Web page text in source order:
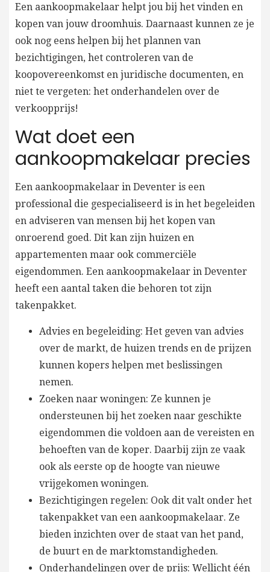
Een aankoopmakelaar helpt jou bij het vinden en
kopen van jouw droomhuis. Daarnaast kunnen ze je
ook nog eens helpen bij het plannen van
bezichtigingen, het controleren van de
koopovereenkomst en juridische documenten, en
niet te vergeten: het onderhandelen over de
verkoopprijs!
Wat doet een
aankoopmakelaar precies
Een aankoopmakelaar in Deventer is een
professional die gespecialiseerd is in het begeleiden
en adviseren van mensen bij het kopen van
onroerend goed. Dit kan zijn huizen en
appartementen maar ook commerciële
eigendommen. Een aankoopmakelaar in Deventer
heeft een aantal taken die behoren tot zijn
takenpakket.
Advies en begeleiding: Het geven van advies
over de markt, de huizen trends en de prijzen
kunnen kopers helpen met beslissingen
nemen.
Zoeken naar woningen: Ze kunnen je
ondersteunen bij het zoeken naar geschikte
eigendommen die voldoen aan de vereisten en
behoeften van de koper. Daarbij zijn ze vaak
ook als eerste op de hoogte van nieuwe
vrijgekomen woningen.
Bezichtigingen regelen: Ook dit valt onder het
takenpakket van een aankoopmakelaar. Ze
bieden inzichten over de staat van het pand,
de buurt en de marktomstandigheden.
Onderhandelingen over de prijs: Wellicht één